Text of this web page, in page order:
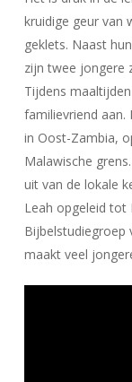
kruidige geur van
geklets. Naast
zijn twee jongere
Tijdens
familievriend aan.
in Oost-Zambia,
Malawische
uit van de lokale
Leah opgeleid tot
Bijbelstudiegroep
maakt veel